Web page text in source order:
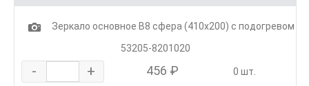
1
Зеркало основное В8 сфера (410х200) с подогревом
53205-8201020
- + 456 ₽ 0 шт.